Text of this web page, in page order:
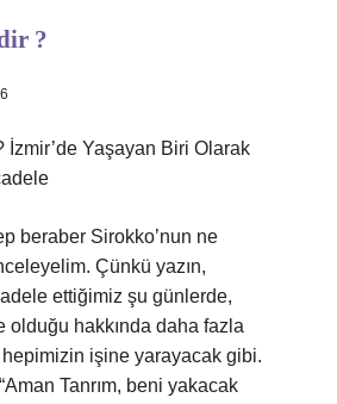
?
İzmir’de Yaşayan Biri Olarak
beraber Sirokko’nun ne
Çünkü yazın,
ettiğimiz şu günlerde,
olduğu hakkında daha fazla
işine yarayacak gibi.
Tanrım, beni yakacak